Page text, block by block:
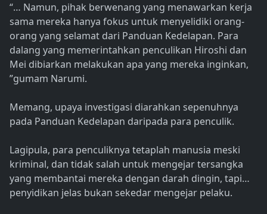
“… Namun, pihak berwenang yang menawarkan kerja
sama mereka hanya fokus untuk menyelidiki orang-
orang yang selamat dari Panduan Kedelapan. Para
dalang yang memerintahkan penculikan Hiroshi dan
Mei dibiarkan melakukan apa yang mereka inginkan,
”gumam Narumi.
Memang, upaya investigasi diarahkan sepenuhnya
pada Panduan Kedelapan daripada para penculik.
Lagipula, para penculiknya tetaplah manusia meski
kriminal, dan tidak salah untuk mengejar tersangka
yang membantai mereka dengan darah dingin, tapi…
penyidikan jelas bukan sekedar mengejar pelaku.